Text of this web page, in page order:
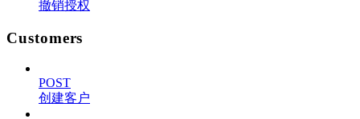
撤销授权
Customers
POST
创建客户